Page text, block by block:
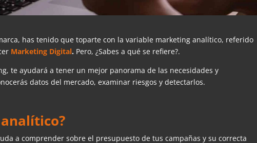
has tenido que toparte con la variable marketing analítico, referido
Marketing Digital. Pero, ¿Sabes a qué se refiere?.
te ayudará a tener un mejor panorama de las necesidades y
datos del mercado, examinar riesgos y detectarlos.
a comprender sobre el presupuesto de tus campañas y su correcta